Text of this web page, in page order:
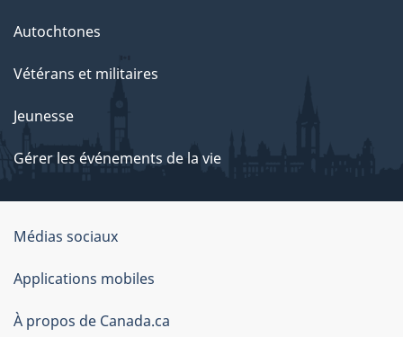
Autochtones
Vétérans et militaires
Jeunesse
Gérer les événements de la vie
Organisation
du
gouvernement
du
Médias sociaux
Applications mobiles
À propos de Canada.ca